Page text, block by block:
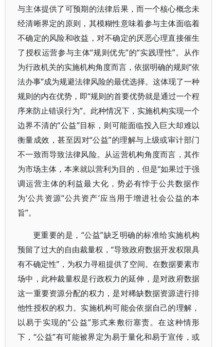
与主体提供了可预期的法律后果，而一个核心概念未
经清晰界定的原则，其模糊性意味着参与主体面临着
不确定的风险和收益，对不确定的厌恶心理直接催生
了授权运营参与主体“规则优先”的“实践理性”。从作
为行政机关的实施机构角度而言，依据明确的规则“依
法办事”成为规避法律风险的最优选择。这体现了一种
规则的内在优势，即“规则的首要优势就是通过一个程
序来防止错误行为”。此种情况下，实施机构实现一个
边界不清的“公益”目标，则可能面临投入巨大却难以
衡量成效，甚至因对“公益”的理解与上级或审计部门
不一致而导致法律风险。从运营机构角度而言，其作
为市场主体，本来就以营利为目的，但是“如果过于强
调运营主体的利益最大化，势必有悖于公共数据作
为‘公共资源’‘公共资产’应当用于增进社会公益的本
旨”。
更重要的是，“公益”缺乏明确的标准给实施机构
预留了过大的自由裁量权，“导致政府数据开发权限具
有不确定性”，为权力寻租提供了空间。在数据要素市
场中，此种裁量权是行政权力的延伸，是对政府数据
这一重要资源分配的权力，是对稀缺数据资源进行排
他性授权的权力。实施机构可能会依据自己的理解，
以易于实现的“公益”形式来敷衍塞责。在这种情形
下，“公益”有可能被界定为易于量化和易于宣传，或